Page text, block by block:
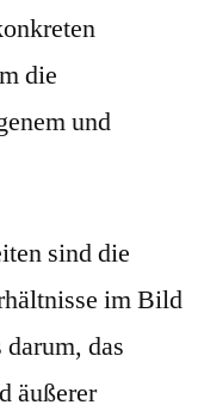
die
und
sind die
im Bild
das
äußerer